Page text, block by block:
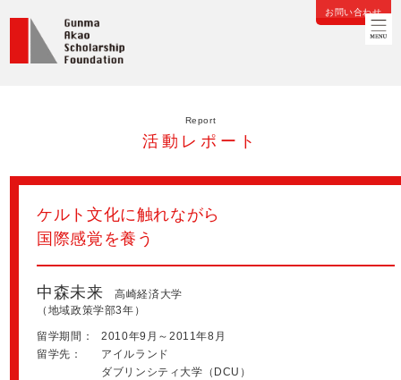
お問い合わせ
Report
活動レポート
ケルト文化に触れながら
国際感覚を養う
中森未来 高崎経済大学
（地域政策学部3年）
留学期間：
2010年9月～2011年8月
留学先：
アイルランド
ダブリンシティ大学（DCU）